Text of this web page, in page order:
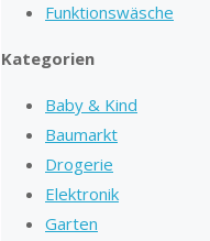
Funktionswäsche
Kategorien
Baby & Kind
Baumarkt
Drogerie
Elektronik
Garten